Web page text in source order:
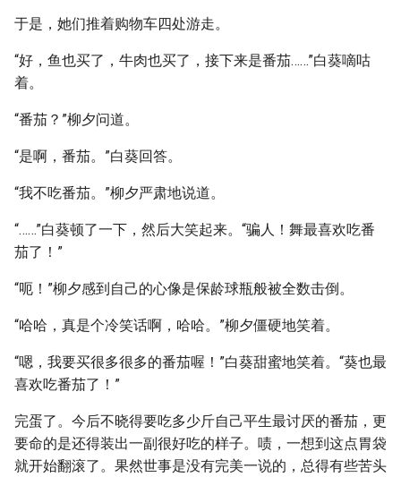
于是，她们推着购物车四处游走。
“好，鱼也买了，牛肉也买了，接下来是番茄……”白葵嘀咕
着。
“番茄？”柳夕问道。
“是啊，番茄。”白葵回答。
“我不吃番茄。”柳夕严肃地说道。
“……”白葵顿了一下，然后大笑起来。“骗人！舞最喜欢吃番
茄了！”
“呃！”柳夕感到自己的心像是保龄球瓶般被全数击倒。
“哈哈，真是个冷笑话啊，哈哈。”柳夕僵硬地笑着。
“嗯，我要买很多很多的番茄喔！”白葵甜蜜地笑着。“葵也最
喜欢吃番茄了！”
完蛋了。今后不晓得要吃多少斤自己平生最讨厌的番茄，更
要命的是还得装出一副很好吃的样子。啧，一想到这点胃袋
就开始翻滚了。果然世事是没有完美一说的，总得有些苦头